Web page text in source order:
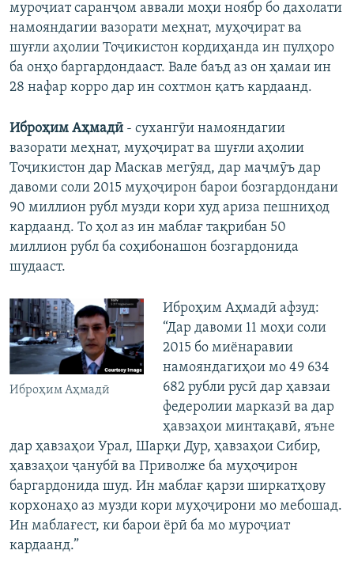
муроҷиат саранҷом аввали моҳи ноябр бо дахолати
намояндагии вазорати меҳнат, муҳоҷират ва
шуғли аҳолии Тоҷикистон кордиҳанда ин пулҳоро
ба онҳо баргардондааст. Вале баъд аз он ҳамаи ин
28 нафар корро дар ин сохтмон қатъ кардаанд.
Иброҳим Аҳмадӣ - сухангӯи намояндагии
вазорати меҳнат, муҳоҷират ва шуғли аҳолии
Тоҷикистон дар Маскав мегӯяд, дар маҷмӯъ дар
давоми соли 2015 муҳоҷирон барои бозгардондани
90 миллион рубл музди кори худ ариза пешниҳод
кардаанд. То ҳол аз ин маблағ тақрибан 50
миллион рубл ба соҳибонашон бозгардонида
шудааст.
Иброҳим Аҳмадӣ
​Иброҳим Аҳмадӣ афзуд:
“Дар давоми 11 моҳи соли
2015 бо миёнаравии
намояндагиҳои мо 49 634
682 рубли русӣ дар ҳавзаи
федеролии марказӣ ва дар
ҳавзаҳои минтақавӣ, яъне
дар ҳавзаҳои Урал, Шарқи Дур, ҳавзаҳои Сибир,
ҳавзаҳои ҷанубӣ ва Приволже ба муҳоҷирон
баргардонида шуд. Ин маблағ қарзи ширкатҳову
корхонаҳо аз музди кори муҳоҷирони мо мебошад.
Ин маблағест, ки барои ёрӣ ба мо муроҷиат
кардаанд.”